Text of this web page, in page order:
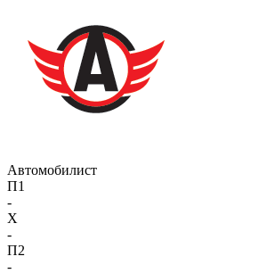
Автомобилист
П1
-
X
-
П2
-